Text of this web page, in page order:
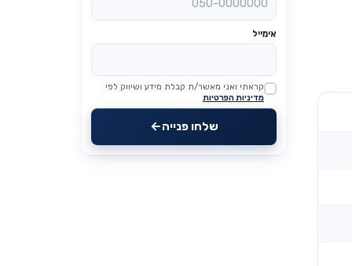
אימייל
Website
קראתי ואני מאשר/ת קבלת מידע ושיווק לפי
מדיניות הפרטיות
שלחו פנייה